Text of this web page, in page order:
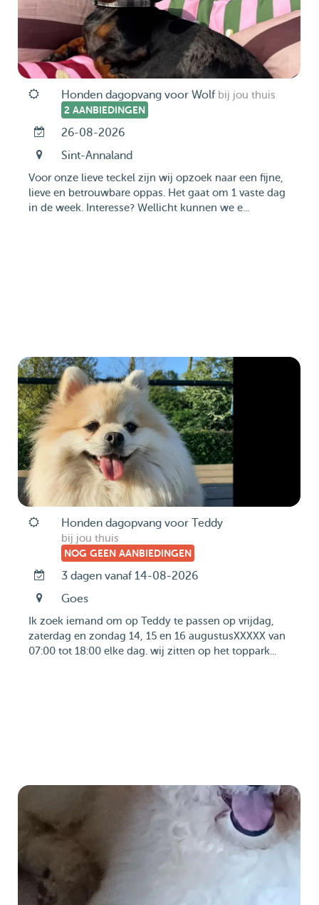
Honden dagopvang voor Wolf bij jou thuis
2 AANBIEDINGEN
26-08-2026
Sint-Annaland
Voor onze lieve teckel zijn wij opzoek naar een fijne,
lieve en betrouwbare oppas. Het gaat om 1 vaste dag
in de week. Interesse? Wellicht kunnen we e...
Honden dagopvang voor Teddy
bij jou thuis
NOG GEEN AANBIEDINGEN
3 dagen vanaf 14-08-2026
Goes
Ik zoek iemand om op Teddy te passen op vrijdag,
zaterdag en zondag 14, 15 en 16 augustusXXXXX van
07:00 tot 18:00 elke dag. wij zitten op het toppark...